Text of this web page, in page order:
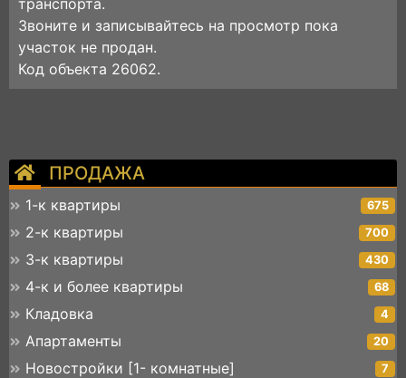
ПРОДАЖА
1-к квартиры 675
2-к квартиры 700
3-к квартиры 430
4-к и более квартиры 68
Кладовка 4
Апартаменты 20
Новостройки [1- комнатные] 7
транспорта.
Звоните и записывайтесь на просмотр пока
участок не продан.
Код объекта 26062.